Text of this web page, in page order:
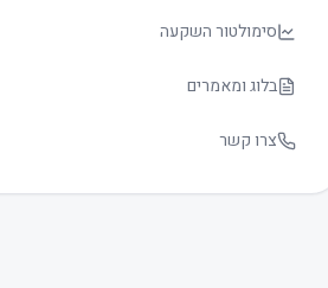
סימולטור השקעה
בלוג ומאמרים
צרו קשר